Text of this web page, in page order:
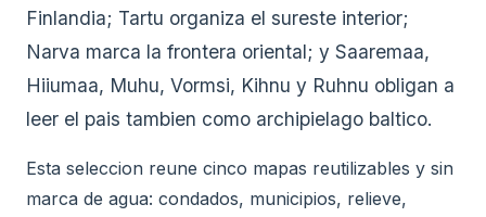
Finlandia; Tartu organiza el sureste interior;
Narva marca la frontera oriental; y Saaremaa,
Hiiumaa, Muhu, Vormsi, Kihnu y Ruhnu obligan a
leer el pais tambien como archipielago baltico.
Esta seleccion reune cinco mapas reutilizables y sin
marca de agua: condados, municipios, relieve,